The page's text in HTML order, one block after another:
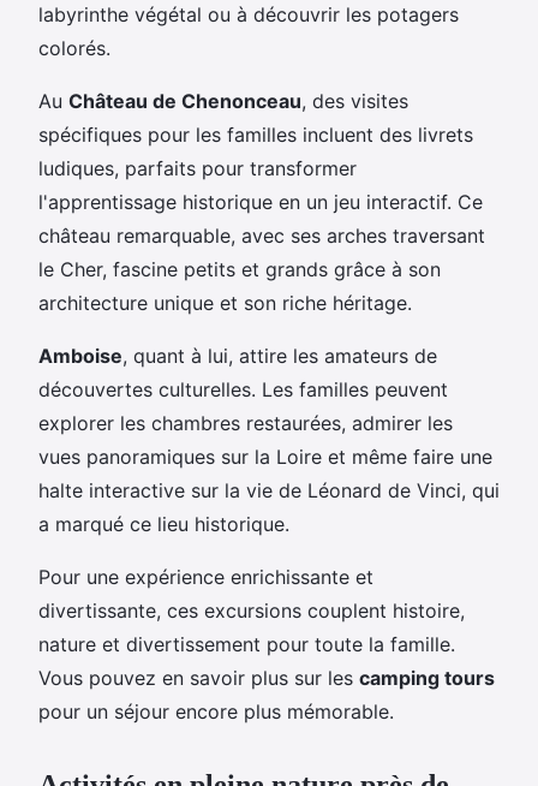
labyrinthe végétal ou à découvrir les potagers
colorés.
Au Château de Chenonceau, des visites
spécifiques pour les familles incluent des livrets
ludiques, parfaits pour transformer
l'apprentissage historique en un jeu interactif. Ce
château remarquable, avec ses arches traversant
le Cher, fascine petits et grands grâce à son
architecture unique et son riche héritage.
Amboise, quant à lui, attire les amateurs de
découvertes culturelles. Les familles peuvent
explorer les chambres restaurées, admirer les
vues panoramiques sur la Loire et même faire une
halte interactive sur la vie de Léonard de Vinci, qui
a marqué ce lieu historique.
Pour une expérience enrichissante et
divertissante, ces excursions couplent histoire,
nature et divertissement pour toute la famille.
Vous pouvez en savoir plus sur les camping tours
pour un séjour encore plus mémorable.